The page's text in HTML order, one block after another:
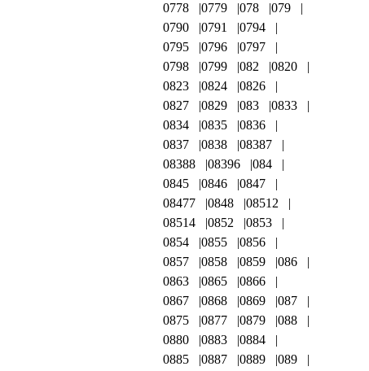
0778
0779 078
079
0790
0791
0794
0795
0796
0797
0798
0799 082
0820
0823
0824
0826
0827
0829 083
0833
0834
0835
0836
0837
0838
08387
08388
08396
084
0845
0846
0847
08477
0848
08512
08514
0852
0853
0854
0855
0856
0857
0858 0859
086
0863
0865
0866
0867
0868 0869
087
0875
0877 0879
088
0880
0883
0884
0885
0887 0889
089